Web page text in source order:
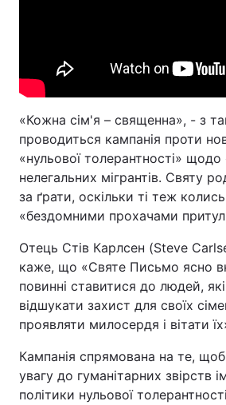
«Кожна сім'я – священна», - з
проводиться кампанія проти
«нульової толерантності» щодо
нелегальних мігрантів. Святу
за ґрати, оскільки ті теж
«бездомними прохачами
Отець Стів Карлсен (Steve
каже, що «Святе Письмо ясно
повинні ставитися до людей,
відшукати захист для своїх
проявляти милосердя і вітати
Кампанія спрямована на те,
увагу до гуманітарних звірств
політики нульової